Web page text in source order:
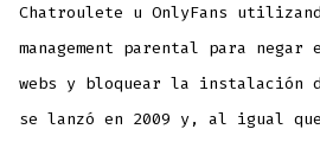
Chatroulete u OnlyFans
management parental para negar
webs y bloquear la instalación
se lanzó en 2009 y, al igual